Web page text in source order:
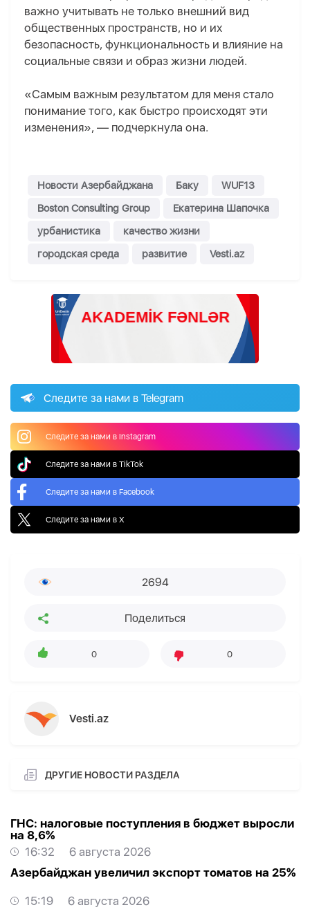
важно учитывать не только внешний вид
общественных пространств, но и их
безопасность, функциональность и влияние на
социальные связи и образ жизни людей.
«Самым важным результатом для меня стало
понимание того, как быстро происходят эти
изменения», — подчеркнула она.
Новости Азербайджана Баку
WUF13
Boston Consulting Group
Екатерина Шапочка
урбанистика
качество жизни
городская среда
развитие Vesti.az
Следите за нами в Telegram
Следите за нами в Instagram
Следите за нами в TikTok
Следите за нами в Facebook
Следите за нами в X
2694
Поделиться
0 0
Vesti.az
ДРУГИЕ НОВОСТИ РАЗДЕЛА
ГНС: налоговые поступления в бюджет выросли
на 8,6%
16:32
6 августа 2026
Азербайджан увеличил экспорт томатов на 25%
15:19
6 августа 2026